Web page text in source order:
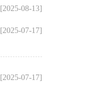
[2025-08-13]
[2025-07-17]
[2025-07-17]